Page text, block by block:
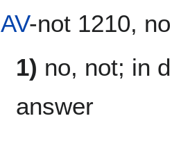
AV-not 1210,
1) no, not; in
answer